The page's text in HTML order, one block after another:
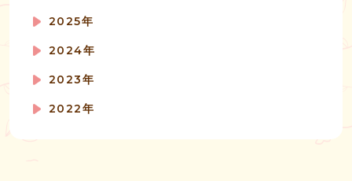
2025年
2024年
2023年
2022年